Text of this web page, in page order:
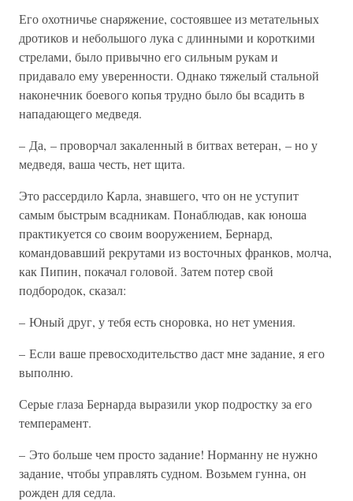
Его охотничье снаряжение, состоявшее из метательных
дротиков и небольшого лука с длинными и короткими
стрелами, было привычно его сильным рукам и
придавало ему уверенности. Однако тяжелый стальной
наконечник боевого копья трудно было бы всадить в
нападающего медведя.
– Да, – проворчал закаленный в битвах ветеран, – но у
медведя, ваша честь, нет щита.
Это рассердило Карла, знавшего, что он не уступит
самым быстрым всадникам. Понаблюдав, как юноша
практикуется со своим вооружением, Бернард,
командовавший рекрутами из восточных франков, молча,
как Пипин, покачал головой. Затем потер свой
подбородок, сказал:
– Юный друг, у тебя есть сноровка, но нет умения.
– Если ваше превосходительство даст мне задание, я его
выполню.
Серые глаза Бернарда выразили укор подростку за его
темперамент.
– Это больше чем просто задание! Норманну не нужно
задание, чтобы управлять судном. Возьмем гунна, он
рожден для седла.